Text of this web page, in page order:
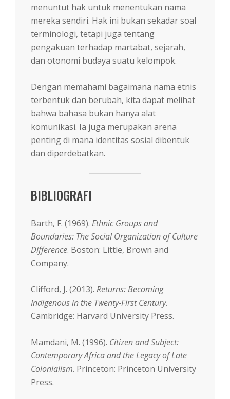
menuntut hak untuk menentukan nama
mereka sendiri. Hak ini bukan sekadar soal
terminologi, tetapi juga tentang
pengakuan terhadap martabat, sejarah,
dan otonomi budaya suatu kelompok.
Dengan memahami bagaimana nama etnis
terbentuk dan berubah, kita dapat melihat
bahwa bahasa bukan hanya alat
komunikasi. Ia juga merupakan arena
penting di mana identitas sosial dibentuk
dan diperdebatkan.
BIBLIOGRAFI
Barth, F. (1969). Ethnic Groups and
Boundaries: The Social Organization of Culture
Difference. Boston: Little, Brown and
Company.
Clifford, J. (2013). Returns: Becoming
Indigenous in the Twenty-First Century.
Cambridge: Harvard University Press.
Mamdani, M. (1996). Citizen and Subject:
Contemporary Africa and the Legacy of Late
Colonialism. Princeton: Princeton University
Press.